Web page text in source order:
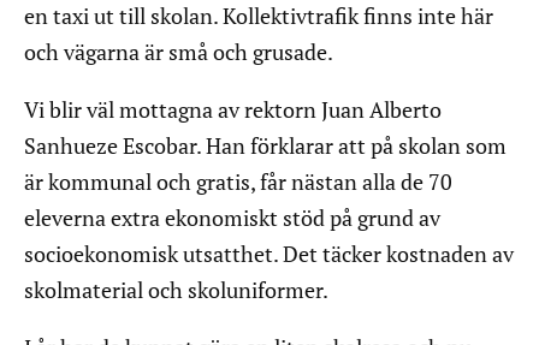
en taxi ut till skolan. Kollektivtrafik finns inte här
och vägarna är små och grusade.
Vi blir väl mottagna av rektorn Juan Alberto
Sanhueze Escobar. Han förklarar att på skolan som
är kommunal och gratis, får nästan alla de 70
eleverna extra ekonomiskt stöd på grund av
socioekonomisk utsatthet. Det täcker kostnaden av
skolmaterial och skoluniformer.